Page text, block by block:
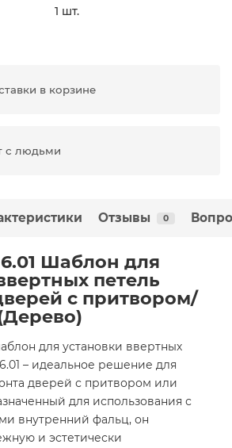
1 шт.
в корзине
с людьми
Отзывы 0
Шаблон для
петель
с притвором/
для установки ввертных
– идеальное решение для
дверей с притвором или
для использования с
внутренний фальц, он
и эстетически